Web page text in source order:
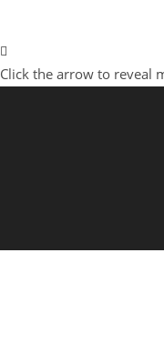
Click the arrow to reveal